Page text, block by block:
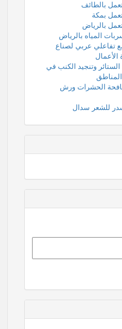
بالطائف
بمكة
بالرياض
المياه بالرياض
تفاعلي عربي لصناع
الأعمال
وتنجيد الكنب في
الحشرات ورش
للشعر سدال